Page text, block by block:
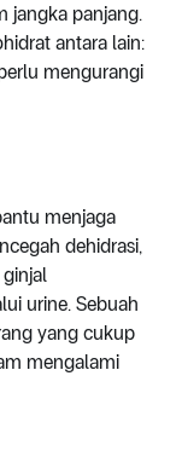
jangka panjang.
antara lain:
mengurangi
menjaga
dehidrasi,
urine. Sebuah
yang cukup
mengalami